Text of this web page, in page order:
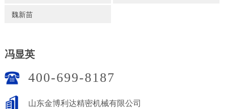
魏新苗
冯显英
400-699-8187
山东金博利达精密机械有限公司